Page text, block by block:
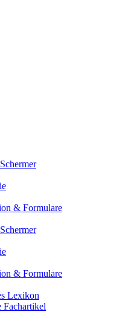
& Formulare
& Formulare
Lexikon
Fachartikel